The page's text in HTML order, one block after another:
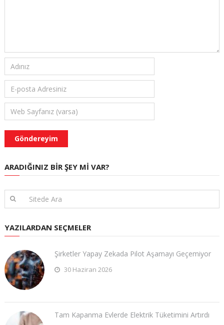
ARADIĞINIZ BIR ŞEY MI VAR?
YAZILARDAN SEÇMELER
Şirketler Yapay Zekada Pilot Aşamayı Geçemiyor
30 Haziran 2026
Tam Kapanma Evlerde Elektrik Tüketimini Artırdı